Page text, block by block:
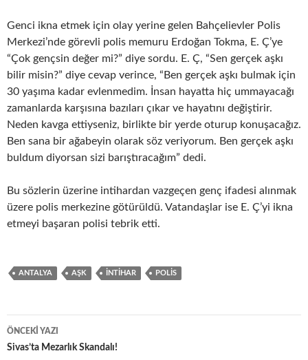
Genci ikna etmek için olay yerine gelen Bahçelievler Polis
Merkezi’nde görevli polis memuru Erdoğan Tokma, E. Ç’ye
“Çok gençsin değer mi?” diye sordu. E. Ç, “Sen gerçek aşkı
bilir misin?” diye cevap verince, “Ben gerçek aşkı bulmak için
30 yaşıma kadar evlenmedim. İnsan hayatta hiç ummayacağı
zamanlarda karşısına bazıları çıkar ve hayatını değiştirir.
Neden kavga ettiyseniz, birlikte bir yerde oturup konuşacağız.
Ben sana bir ağabeyin olarak söz veriyorum. Ben gerçek aşkı
buldum diyorsan sizi barıştıracağım” dedi.
Bu sözlerin üzerine intihardan vazgeçen genç ifadesi alınmak
üzere polis merkezine götürüldü. Vatandaşlar ise E. Ç’yi ikna
etmeyi başaran polisi tebrik etti.
ANTALYA AŞK INTIHAR POLIS
Yazı
dolaşımı
ÖNCEKI YAZI
Sivas’ta Mezarlık Skandalı!